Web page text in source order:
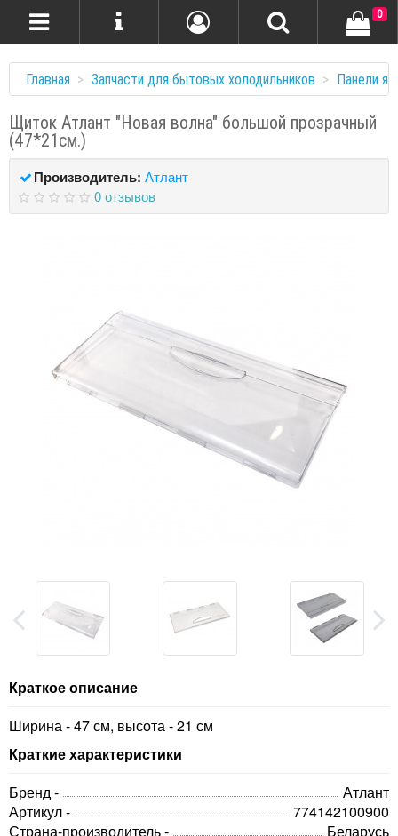
0
Главная Запчасти для бытовых холодильников Панели
Щиток Атлант "Новая волна" большой прозрачный
(47*21см.)
Производитель: Атлант
0 отзывов
Краткое описание
Ширина - 47 см, высота - 21 см
Краткие характеристики
Бренд -
Атлант
Артикул -
774142100900
Страна-производитель -
Беларусь